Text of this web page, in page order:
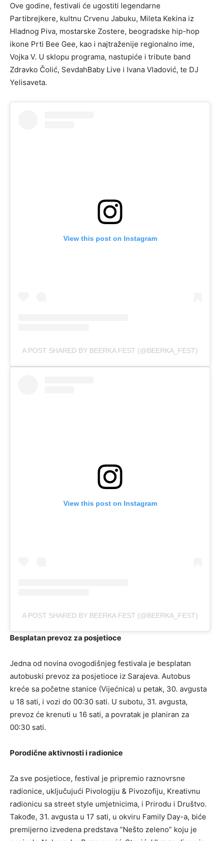
Ove godine, festivali će ugostiti legendarne
Partibrejkere, kultnu Crvenu Jabuku, Mileta Kekina iz
Hladnog Piva, mostarske Zostere, beogradske hip-hop
ikone Prti Bee Gee, kao i najtraženije regionalno ime,
Vojka V. U sklopu programa, nastupiće i tribute band
Zdravko Čolić, SevdahBaby Live i Ivana Vladović, te DJ
Yelisaveta.
View this post on Instagram
A POST SHARED BY BEERKA FEST (@BEERKA_FEST)
View this post on Instagram
A POST SHARED BY BEERKA FEST (@BEERKA_FEST)
Besplatan prevoz za posjetioce
Jedna od novina ovogodišnjeg festivala je besplatan
autobuski prevoz za posjetioce iz Sarajeva. Autobus
kreće sa početne stanice (Vijećnica) u petak, 30. avgusta
u 18 sati, i vozi do 00:30 sati. U subotu, 31. avgusta,
prevoz će krenuti u 16 sati, a povratak je planiran za
00:30 sati.
Porodične aktivnosti i radionice
Za sve posjetioce, festival je pripremio raznovrsne
radionice, uključujući Pivologiju & Pivozofiju, Kreativnu
radionicu sa street style umjetnicima, i Prirodu i Društvo.
Takođe, 31. avgusta u 17 sati, u okviru Family Day-a, biće
premijerno izvedena predstava “Nešto zeleno” koju je